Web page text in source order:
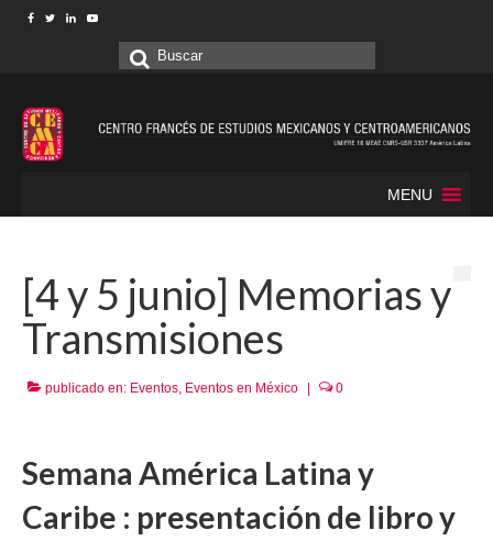
Buscar
MENU
[4 y 5 junio] Memorias y
Transmisiones
publicado en: Eventos, Eventos en México 0
Semana América Latina y
Caribe : presentación de libro y